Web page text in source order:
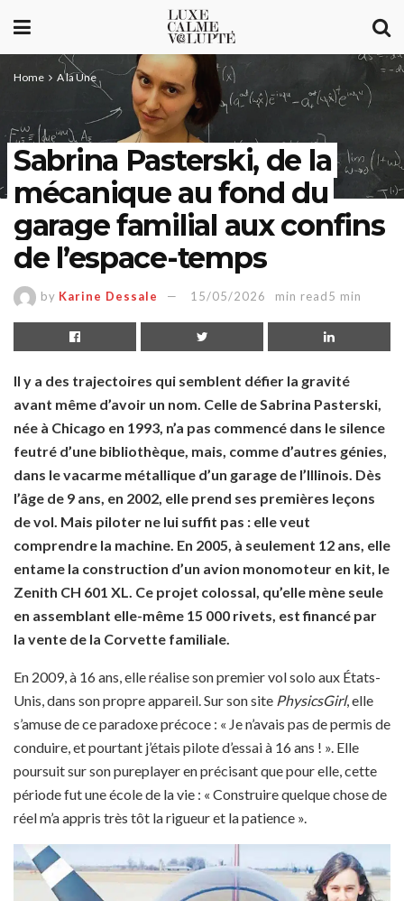
Home A la Une
Sabrina Pasterski, de la
mécanique au fond du
garage familial aux confins
de l’espace-temps
by Karine Dessale 15/05/2026 min read5 min
Il y a des trajectoires qui semblent défier la gravité
avant même d’avoir un nom. Celle de Sabrina Pasterski,
née à Chicago en 1993, n’a pas commencé dans le silence
feutré d’une bibliothèque, mais, comme d’autres génies,
dans le vacarme métallique d’un garage de l’Illinois. Dès
l’âge de 9 ans, en 2002, elle prend ses premières leçons
de vol. Mais piloter ne lui suffit pas : elle veut
comprendre la machine. En 2005, à seulement 12 ans, elle
entame la construction d’un avion monomoteur en kit, le
Zenith CH 601 XL. Ce projet colossal, qu’elle mène seule
en assemblant elle-même 15 000 rivets, est financé par
la vente de la Corvette familiale.
En 2009, à 16 ans, elle réalise son premier vol solo aux États-
Unis, dans son propre appareil. Sur son site PhysicsGirl, elle
s’amuse de ce paradoxe précoce : « Je n’avais pas de permis de
conduire, et pourtant j’étais pilote d’essai à 16 ans ! ». Elle
poursuit sur son pureplayer en précisant que pour elle, cette
période fut une école de la vie : « Construire quelque chose de
réel m’a appris très tôt la rigueur et la patience ».